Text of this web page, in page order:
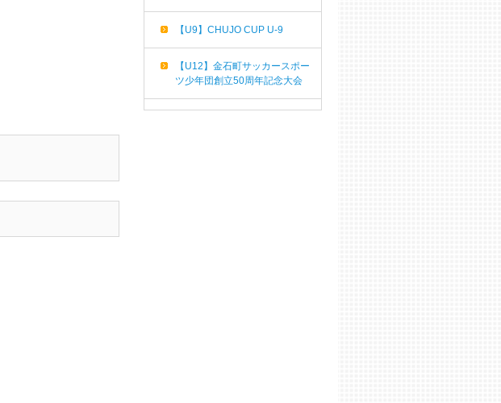
【U9】CHUJO CUP U-9
【U12】金石町サッカースポー
ツ少年団創立50周年記念大会